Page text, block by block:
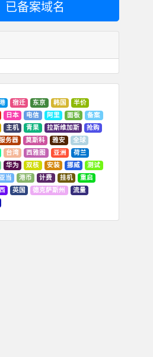
已备案域名
宿迁 东京 韩国
半价
日本 电信 阿里 面板
备案
主机 青果 拉斯维加斯
抢购
务器 莫斯科 雅安
全球
台湾 西雅图 亚洲
荷兰
华为 双核 安装 挪威
测试
当 港币 计费 挂机
重启
英国 德克萨斯州
流量